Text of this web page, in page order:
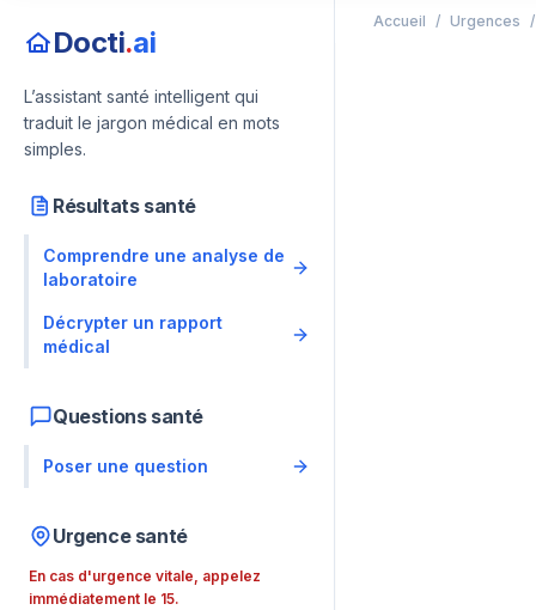
Docti.ai
L’assistant santé intelligent qui
traduit le jargon médical en mots
simples.
Résultats santé
Comprendre une analyse de
laboratoire
Décrypter un rapport
médical
Questions santé
Poser une question
Urgence santé
En cas d'urgence vitale, appelez
immédiatement le 15.
Accueil / Urgences /